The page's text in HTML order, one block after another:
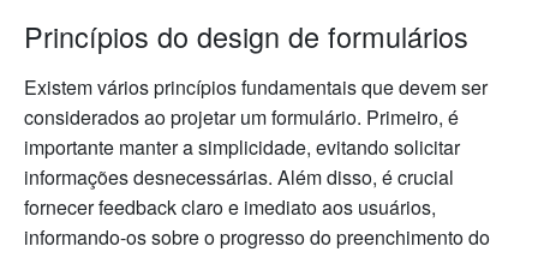
Princípios do design de formulários
Existem vários princípios fundamentais que devem ser
considerados ao projetar um formulário. Primeiro, é
importante manter a simplicidade, evitando solicitar
informações desnecessárias. Além disso, é crucial
fornecer feedback claro e imediato aos usuários,
informando-os sobre o progresso do preenchimento do